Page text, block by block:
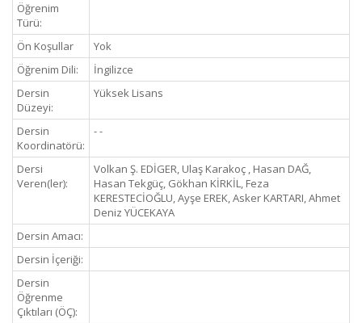
Öğrenim
Türü:
Ön Koşullar
Yok
Öğrenim Dili:
İngilizce
Dersin
Düzeyi:
Yüksek Lisans
Dersin
Koordinatörü:
- -
Dersi
Veren(ler):
Volkan Ş. EDİGER, Ulaş Karakoç , Hasan DAĞ,
Hasan Tekgüç, Gökhan KİRKİL, Feza
KERESTECİOĞLU, Ayşe EREK, Asker KARTARI, Ahmet
Deniz YÜCEKAYA
Dersin Amacı:
Dersin İçeriği:
Dersin
Öğrenme
Çıktıları (ÖÇ):